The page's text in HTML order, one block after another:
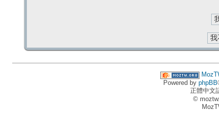
Powered by phpBB
正體中文
©